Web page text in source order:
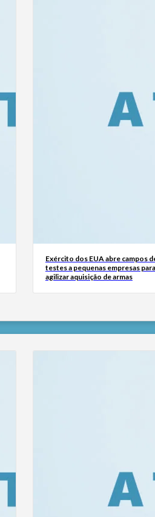
Exército dos EUA abre campos
testes a pequenas empresas para
agilizar aquisição de armas